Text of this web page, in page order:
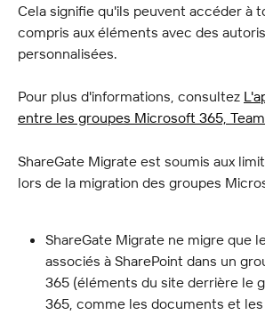
Cela signifie qu'ils peuvent accéder à
compris aux éléments avec des
personnalisées.
Pour plus d'informations, consultez
entre les groupes Microsoft 365,
ShareGate Migrate est soumis aux
lors de la migration des groupes
ShareGate Migrate ne migre que
associés à SharePoint dans un
365 (éléments du site derrière le
365, comme les documents et